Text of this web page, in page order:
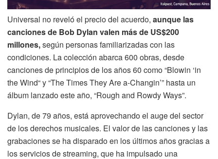
Universal no reveló el precio del acuerdo, aunque las
canciones de Bob Dylan valen más de US$200
millones,según personas familiarizadas con las
condiciones. La colección abarca 600 obras, desde
canciones de principios de los años 60 como “Blowin ‘in
the Wind“ y “The Times They Are a-Changin’” hasta un
álbum lanzado este año, “Rough and Rowdy Ways”.
Dylan, de 79 años, está aprovechando el auge del sector
de los derechos musicales. El valor de las canciones y las
grabaciones se ha disparado en los últimos años gracias a
los servicios de streaming, que ha impulsado una